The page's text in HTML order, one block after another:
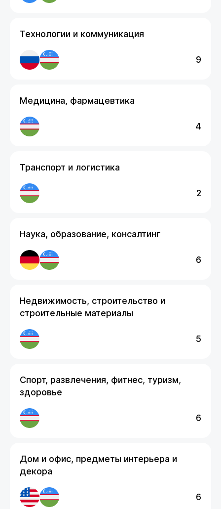
Технологии и коммуникация
9
Медицина, фармацевтика
4
Транспорт и логистика
2
Наука, образование, консалтинг
6
Недвижимость, строительство и
строительные материалы
5
Спорт, развлечения, фитнес, туризм,
здоровье
6
Дом и офис, предметы интерьера и
декора
6